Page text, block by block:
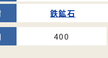
鉄鉱石
400